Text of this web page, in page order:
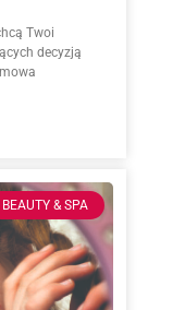
Twoi
decyzją
BEAUTY & SPA